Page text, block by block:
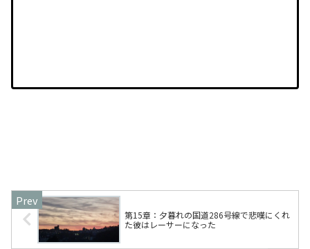
第15章：夕暮れの国道286号線で悲嘆にくれ
た彼はレーサーになった